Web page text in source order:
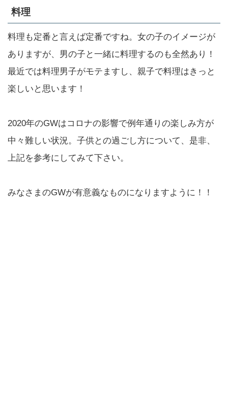
料理
料理も定番と言えば定番ですね。女の子のイメージが
ありますが、男の子と一緒に料理するのも全然あり！
最近では料理男子がモテますし、親子で料理はきっと
楽しいと思います！
2020年のGWはコロナの影響で例年通りの楽しみ方が
中々難しい状況。子供との過ごし方について、是非、
上記を参考にしてみて下さい。
みなさまのGWが有意義なものになりますように！！